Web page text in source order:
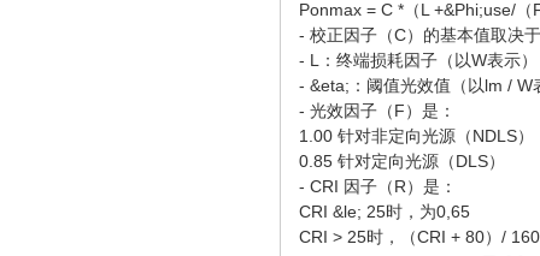
Ponmax = C *（L +&Phi;use/（
- 校正因子（C）的基本值取决
- L：终端损耗因子（以W表示）
- &eta;：阈值光效值（以lm / W
- 光效因子（F）是：
1.00 针对非定向光源（NDLS）
0.85 针对定向光源（DLS）
- CRI 因子（R）是：
CRI &le; 25时，为0,65
CRI > 25时，（CRI + 80）/ 160